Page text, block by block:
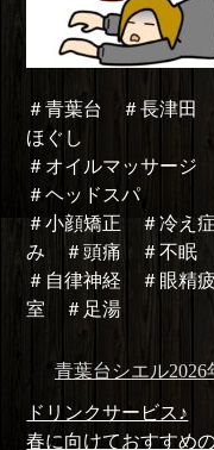
＃青葉台 ＃長津
ほぐし
＃オイルマッサー
＃ヘッドスパ
＃小顔矯正 ＃冷え
み ＃頭痛 ＃不眠
＃自律神経 ＃眼
室 ＃足湯
投
者
青葉台シエル投
日:
2026
投
稿
前
の
ドリンクサービス♪
次
春に向けておすすめ